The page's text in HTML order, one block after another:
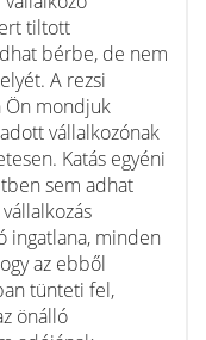
tiltott
bérbe, de nem
A rezsi
Ön mondjuk
vállalkozónak
Katás egyéni
sem adhat
ingatlana, minden
az ebből
tünteti fel,
önálló